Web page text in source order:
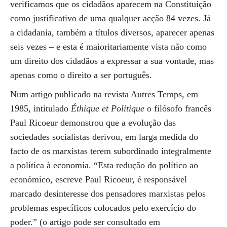
verificamos que os cidadãos aparecem na Constituição
como justificativo de uma qualquer acção 84 vezes. Já
a cidadania, também a títulos diversos, aparecer apenas
seis vezes – e esta é maioritariamente vista não como
um direito dos cidadãos a expressar a sua vontade, mas
apenas como o direito a ser português.
Num artigo publicado na revista Autres Temps, em
1985, intitulado Éthique et Politique o filósofo francês
Paul Ricoeur demonstrou que a evolução das
sociedades socialistas derivou, em larga medida do
facto de os marxistas terem subordinado integralmente
a política à economia. “Esta redução do político ao
económico, escreve Paul Ricoeur, é responsável
marcado desinteresse dos pensadores marxistas pelos
problemas específicos colocados pelo exercício do
poder.” (o artigo pode ser consultado em